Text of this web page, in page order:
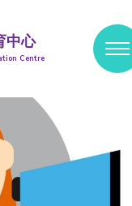
中心
Centre